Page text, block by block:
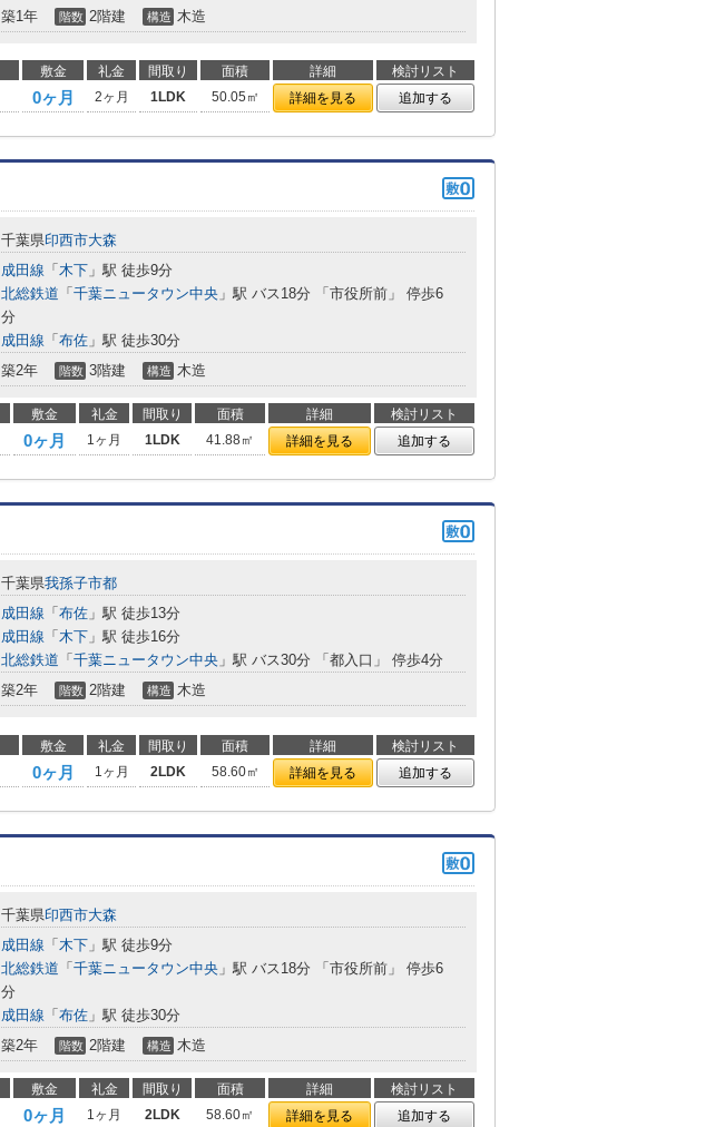
築1年 階数 2階建 構造 木造
敷金 礼金 間取り 面積 詳細
検討リスト
0ヶ月 2ヶ月 1LDK 50.05㎡ 詳細を見る 追加する
千葉県印西市大森
成田線 「 木下 」駅 徒歩9分
北総鉄道 「 千葉ニュータウン中央 」駅 バス18分 「市役所前」 停歩6
分
成田線 「 布佐 」駅 徒歩30分
築2年 階数 3階建 構造 木造
敷金 礼金 間取り 面積 詳細
検討リスト
0ヶ月 1ヶ月 1LDK 41.88㎡ 詳細を見る 追加する
千葉県我孫子市都
成田線 「 布佐 」駅 徒歩13分
成田線 「 木下 」駅 徒歩16分
北総鉄道 「 千葉ニュータウン中央 」駅 バス30分 「都入口」 停歩4分
築2年 階数 2階建 構造 木造
敷金 礼金 間取り 面積 詳細
検討リスト
0ヶ月 1ヶ月 2LDK 58.60㎡ 詳細を見る 追加する
千葉県印西市大森
成田線 「 木下 」駅 徒歩9分
北総鉄道 「 千葉ニュータウン中央 」駅 バス18分 「市役所前」 停歩6
分
成田線 「 布佐 」駅 徒歩30分
築2年 階数 2階建 構造 木造
敷金 礼金 間取り 面積 詳細
検討リスト
0ヶ月 1ヶ月 2LDK 58.60㎡ 詳細を見る 追加する